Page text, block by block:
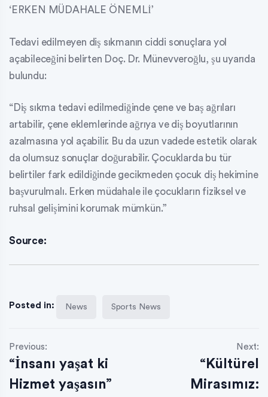
‘ERKEN MÜDAHALE ÖNEMLİ’
Tedavi edilmeyen diş sıkmanın ciddi sonuçlara yol
açabileceğini belirten Doç. Dr. Münevveroğlu, şu uyarıda
bulundu:
“Diş sıkma tedavi edilmediğinde çene ve baş ağrıları
artabilir, çene eklemlerinde ağrıya ve diş boyutlarının
azalmasına yol açabilir. Bu da uzun vadede estetik olarak
da olumsuz sonuçlar doğurabilir. Çocuklarda bu tür
belirtiler fark edildiğinde gecikmeden çocuk diş hekimine
başvurulmalı. Erken müdahale ile çocukların fiziksel ve
ruhsal gelişimini korumak mümkün.”
Source:
Posted in: News Sports News
Previous:
“İnsanı yaşat ki
Hizmet yaşasın”
Next:
“Kültürel
Mirasımız: